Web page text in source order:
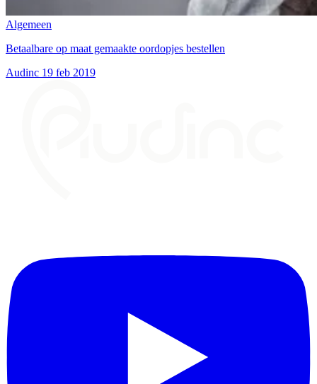
Algemeen
Betaalbare op maat gemaakte oordopjes bestellen
Audinc 19 feb 2019